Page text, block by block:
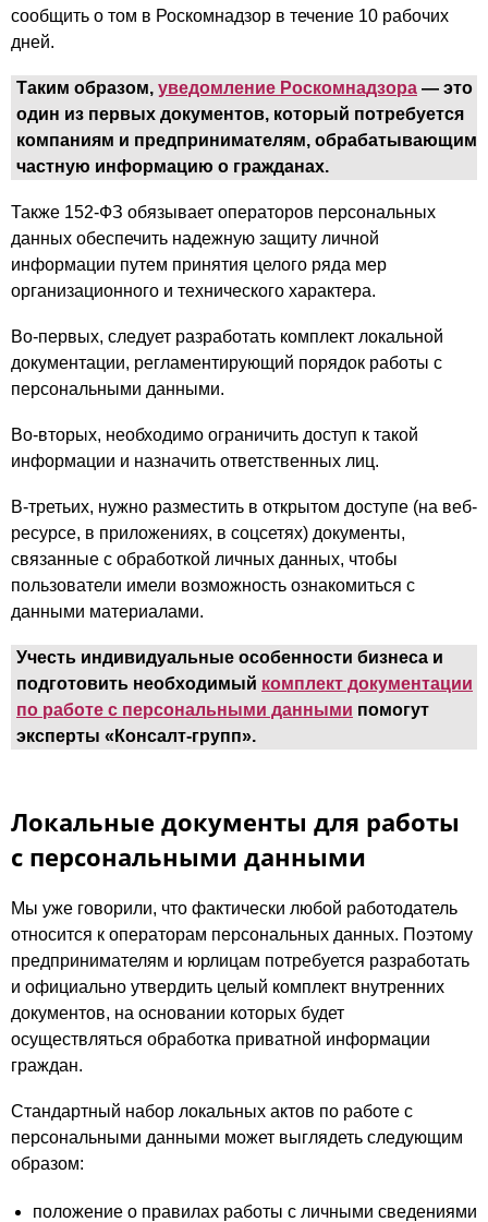
сообщить о том в Роскомнадзор в течение 10 рабочих
дней.
Таким образом, уведомление Роскомнадзора — это
один из первых документов, который потребуется
компаниям и предпринимателям, обрабатывающим
частную информацию о гражданах.
Также 152-ФЗ обязывает операторов персональных
данных обеспечить надежную защиту личной
информации путем принятия целого ряда мер
организационного и технического характера.
Во-первых, следует разработать комплект локальной
документации, регламентирующий порядок работы с
персональными данными.
Во-вторых, необходимо ограничить доступ к такой
информации и назначить ответственных лиц.
В-третьих, нужно разместить в открытом доступе (на веб-
ресурсе, в приложениях, в соцсетях) документы,
связанные с обработкой личных данных, чтобы
пользователи имели возможность ознакомиться с
данными материалами.
Учесть индивидуальные особенности бизнеса и
подготовить необходимый комплект документации
по работе с персональными данными помогут
эксперты «Консалт-групп».
Локальные документы для работы
с персональными данными
Мы уже говорили, что фактически любой работодатель
относится к операторам персональных данных. Поэтому
предпринимателям и юрлицам потребуется разработать
и официально утвердить целый комплект внутренних
документов, на основании которых будет
осуществляться обработка приватной информации
граждан.
Стандартный набор локальных актов по работе с
персональными данными может выглядеть следующим
образом:
положение о правилах работы с личными сведениями